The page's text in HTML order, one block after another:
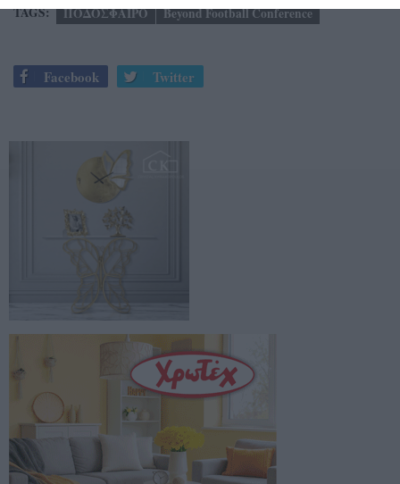
TAGS: ΠΟΔΟΣΦΑΙΡΟ Beyond Football Conference
Facebook Twitter